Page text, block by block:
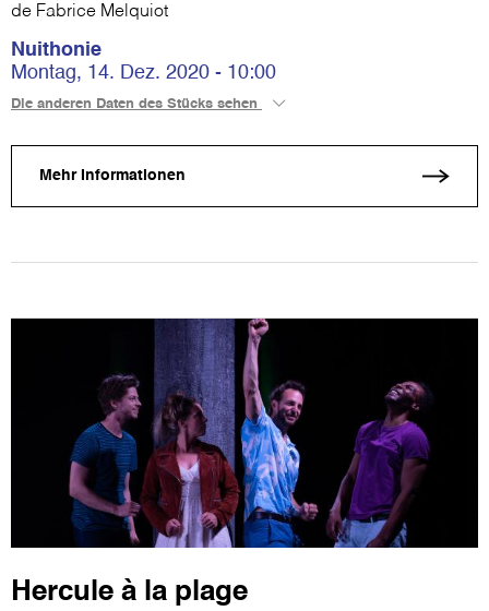
de Fabrice Melquiot
Nuithonie
Montag, 14. Dez. 2020 - 10:00
Die anderen Daten des Stücks sehen
Mehr Informationen
Hercule à la plage